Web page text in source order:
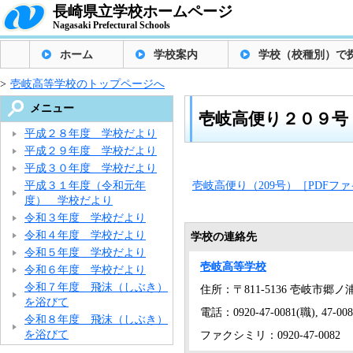
長崎県立学校ホームページ
Nagasaki Prefectural Schools
ホーム 学校案内 学校（校種別）で
> 壱岐高等学校のトップページへ
壱岐高便り２０９号
壱岐高便り（209号）［PDFフ
学校の連絡先
壱岐高等学校
住所：〒811-5136 壱岐市郷ノ
電話：0920-47-0081(職), 47-
ファクシミリ：0920-47-0082
メニュー
平成２８年度 学校だより
平成２９年度 学校だより
平成３０年度 学校だより
平成３１年度（令和元年
度） 学校だより
令和３年度 学校だより
令和４年度 学校だより
令和５年度 学校だより
令和６年度 学校だより
令和７年度 飛沫（しぶき）
を浴びて
令和８年度 飛沫（しぶき）
を浴びて